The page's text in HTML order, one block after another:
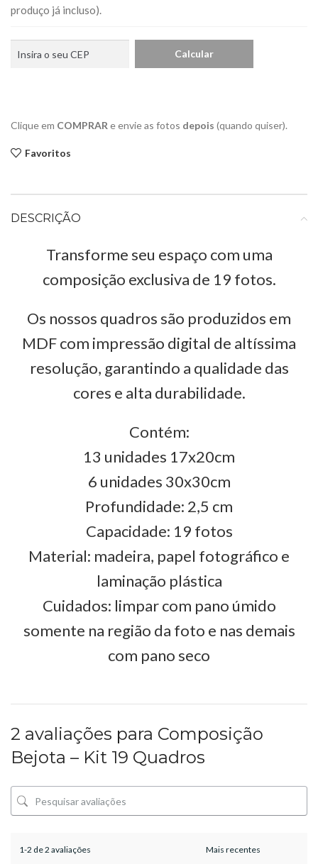
produço já incluso).
Clique em COMPRARe envie as fotos depois (quando quiser).
Favoritos
DESCRIÇÃO
Transforme seu espaço com uma
composição exclusiva de 19 fotos.
Os nossos quadros são produzidos em
MDF com impressão digital de altíssima
resolução, garantindo a qualidade das
cores e alta durabilidade.
Contém:
13 unidades 17x20cm
6 unidades 30x30cm
Profundidade: 2,5 cm
Capacidade: 19 fotos
Material: madeira, papel fotográfico e
laminação plástica
Cuidados: limpar com pano úmido
somente na região da foto e nas demais
com pano seco
2 avaliações para Composição
Bejota – Kit 19 Quadros
1-2 de 2 avaliações